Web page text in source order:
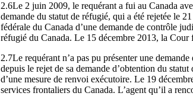
2.6Le 2 juin 2009, le requérant a fui au Canada
demande du statut de réfugié, qui a été rejetée le
fédérale du Canada d’une demande de contrôle
réfugié du Canada. Le 15 décembre 2013, la Cour
2.7Le requérant n’a pas pu présenter une
depuis le rejet de sa demande d’obtention du
d’une mesure de renvoi exécutoire. Le 19
services frontaliers du Canada. L’agent qu’il a